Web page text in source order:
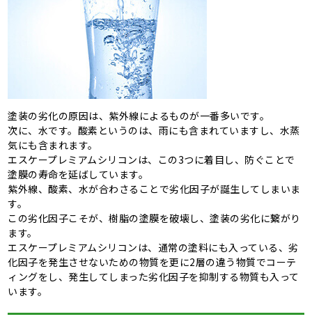
塗装の劣化の原因は、紫外線によるものが一番多いです。
次に、水です。酸素というのは、雨にも含まれていますし、水蒸
気にも含まれます。
エスケープレミアムシリコンは、この3つに着目し、防ぐことで
塗膜の寿命を延ばしています。
紫外線、酸素、水が合わさることで劣化因子が誕生してしまいま
す。
この劣化因子こそが、樹脂の塗膜を破壊し、塗装の劣化に繋がり
ます。
エスケープレミアムシリコンは、通常の塗料にも入っている、劣
化因子を発生させないための物質を更に2層の違う物質でコーテ
ィングをし、発生してしまった劣化因子を抑制する物質も入って
います。